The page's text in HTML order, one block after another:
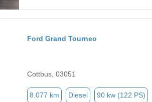
Ford Grand Tourneo
Cottbus, 03051
8.077 km Diesel 90 kw (122 PS)